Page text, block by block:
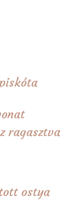
ragasztva
ostya